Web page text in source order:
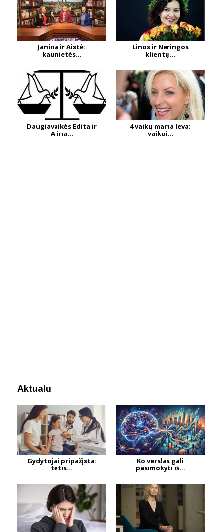
Janina ir Aistė:
kaunietės...
Linos ir Neringos
klientų...
Daugiavaikės Edita ir
Alina...
4 vaikų mama Ieva:
vaikui...
Aktualu
Gydytojai pripažįsta:
tėtis...
Ko verslas gali
pasimokyti iš...